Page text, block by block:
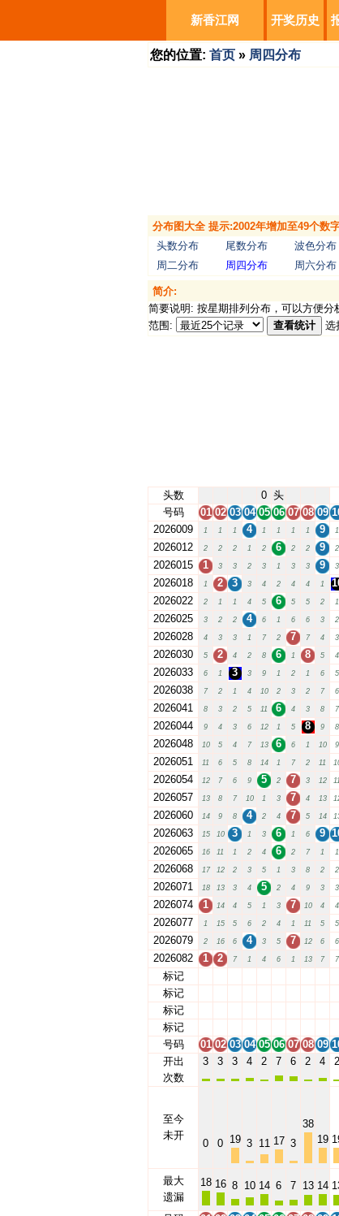
新香江网 开奖历史
您的位置: 首页 » 周四分布
分布图大全 提示:2002年增加至49个数
头数分布
尾数分布 波色分布
周二分布
周四分布 周六分布
简介:
简要说明: 按星期排列分布，可以方便分
范围:
查看统计 选
头数 0 头
号码
01 02 03 04 05 06 07 08 09
2026009
1 1 1 4 1 1 1 1 9 1
2026012 2 2 2 1 2 6 2 2 9 2
2026015 1 3 3 2 3 1 3 3 9 3
2026018 1 2 3 3 4 2 4 4 1
2026022 2 1 1 4 5 6 5 5 2 1
2026025 3 2 2 4 6 1 6 6 3 2
2026028 4 3 3 1 7 2 7 7 4 3
2026030 5 2 4 2 8 6 1 8 5 4
2026033 6 1 3 3 9 1 2 1 6 5
2026038 7 2 1 4 10 2 3 2 7 6
2026041 8 3 2 5 11 6 4 3 8 7
2026044 9 4 3 6 12 1 5 8 9 8
2026048 10 5 4 7 13 6 6 1 10 9
2026051
11 6 5 8 14 1 7 2 11
2026054 12 7 6 9 5 2 7 3 12 11
2026057 13 8 7 10 1 3 7 4 13
2026060 14 9 8 4 2 4 7 5 14
2026063 15 10 3 1 3 6 1 6 9
2026065 16 11 1 2 4 6 2 7 1 1
2026068 17 12 2 3 5 1 3 8 2 2
2026071 18 13 3 4 5 2 4 9 3 3
2026074 1 14 4 5 1 3 7 10 4 4
2026077 1 15 5 6 2 4 1 11 5 5
2026079 2 16 6 4 3 5 7 12 6 6
2026082 1 2 7 1 4 6 1 13 7 7
标记
标记
标记
标记
号码
01 02 03 04 05 06 07 08 09
开出
次数
3 3 3 4 2 7 6 2 4 2
至今
未开
0 0 19 3 11 17 3
38
19
最大
遗漏
18 16 8 10 14 6 7 13 14